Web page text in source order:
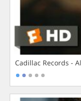
Cadillac Records -